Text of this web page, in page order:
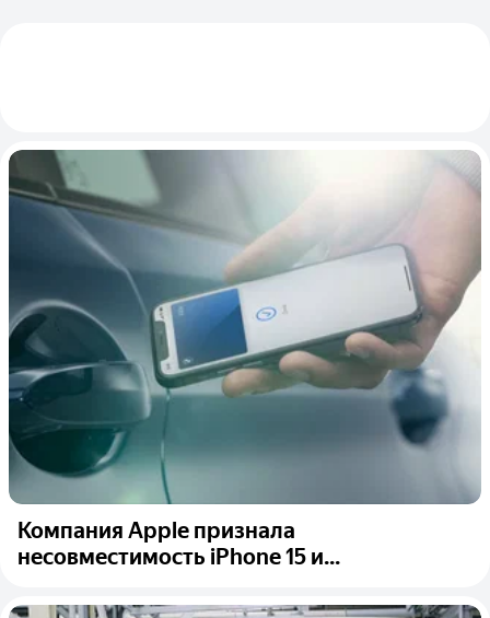
Компания Apple признала
несовместимость iPhone 15 и...